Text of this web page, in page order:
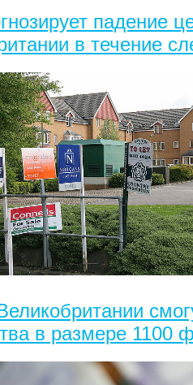
падение
в течение
в размере 1100